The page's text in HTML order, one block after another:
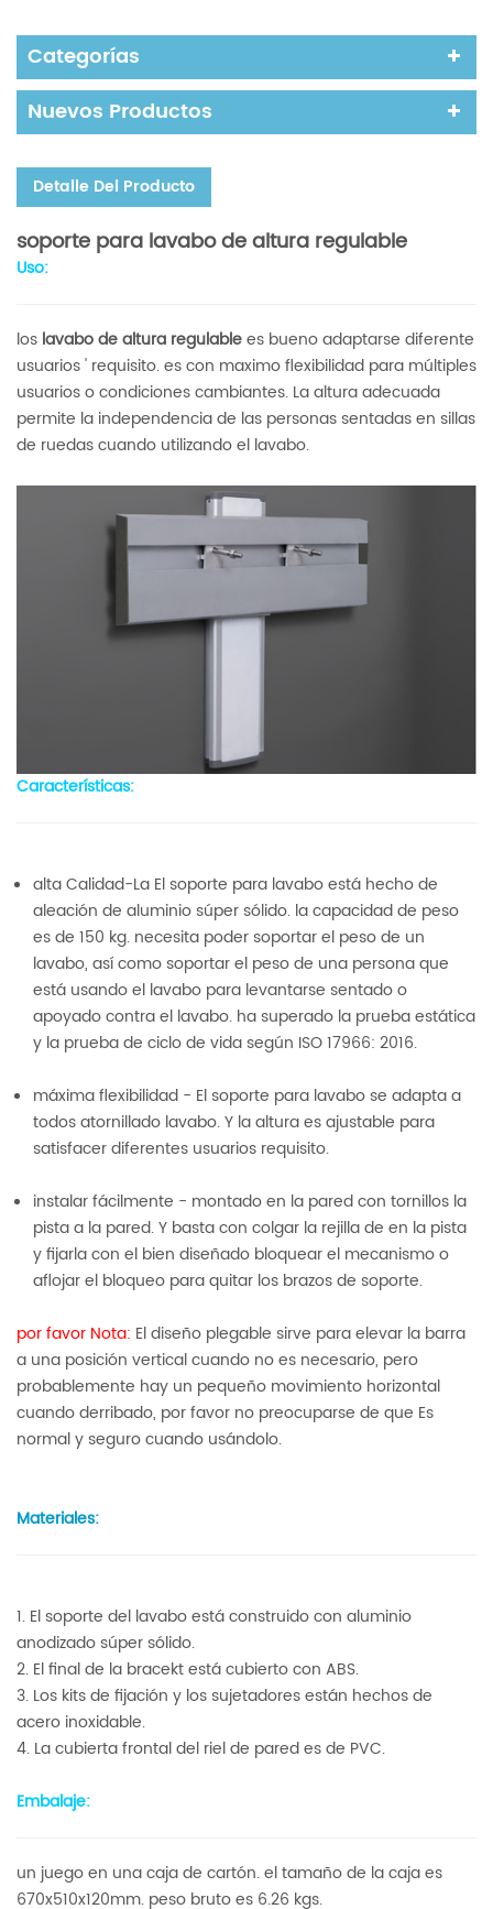
Categorías
Nuevos Productos
Detalle Del Producto
soporte para lavabo de altura regulable
Uso:
los lavabo de altura regulablees bueno adaptarse diferente
usuarios ' requisito. es con maximoflexibilidad para múltiples
usuarios o condiciones cambiantes. La altura adecuada
permite la independencia de las personas sentadas en sillas
de ruedas cuando utilizando el lavabo.
Características:
alta Calidad-La El soporte para lavabo está hecho de
aleación de aluminio súper sólido. la capacidad de peso
es de 150 kg. necesita poder soportar el peso de un
lavabo, así como soportar el peso de una persona que
está usando el lavabo para levantarse sentado o
apoyado contra el lavabo. ha superado la prueba estática
y la prueba de ciclo de vida según ISO 17966: 2016.
máxima flexibilidad - El soporte para lavabo se adapta a
todos atornillado lavabo. Y la altura es ajustable para
satisfacer diferentes usuarios requisito.
instalar fácilmente - montado en la pared con tornillos la
pista a la pared. Y basta con colgar la rejilla de en la pista
y fijarla con el bien diseñado bloquear el mecanismo o
aflojar el bloqueo para quitar los brazos de soporte.
por favor Nota: El diseño plegable sirve para elevar la barra
a una posición vertical cuando no es necesario, pero
probablemente hay un pequeño movimiento horizontal
cuando derribado, por favor no preocuparse de que Es
normal y seguro cuando usándolo.
Materiales:
1. El soporte del lavabo está construido con aluminio
anodizado súper sólido.
2. El final de la bracekt está cubierto con ABS.
3. Los kits de fijación y los sujetadores están hechos de
acero inoxidable.
4. La cubierta frontal del riel de pared es de PVC.
Embalaje:
un juego en una caja de cartón. el tamaño de la caja es
670x510x120mm. peso bruto es 6.26 kgs.